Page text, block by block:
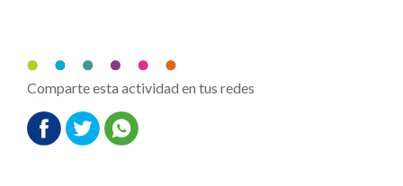
Comparte esta actividad en tus redes